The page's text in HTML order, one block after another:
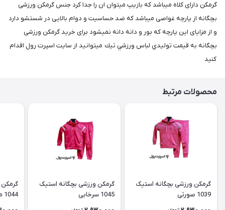
گرمکن دارای کلاه میباشد که بازیپ میتوان ان را جدا کرد جنس گرمکن ورزشی
بچگانه از پارچه غواصی میباشد که ضد حساسیت و دوام بالایی در شستشو دارد
و از مزایای این پارچه که بور و دانه دانه نمیشود برای خريد گرمکن ورزشی
بچگانه به قيمت توليدي لباس ورزشي تيك میتوانید از سایت اسپرت رول اقدام
كنيد
محصولات مرتبط
گرمکن ورزشی بچگانه استیک
1039 صورتی
گرمکن ورزشی بچگانه استیک
1045 سرخابی
1044 مشکی